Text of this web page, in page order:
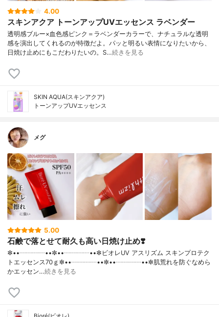
4.00
スキンアクア トーンアップUVエッセンス ラベンダー
透明感ブルー×血色感ピンク＝ラベンダーカラーで、ナチュラルな透明
感を演出してくれるのが特徴だよ。パッと明るい表情になりたいから、
日焼け止めにもこだわりたいの。S…続きを見る
SKIN AQUA(スキンアクア)
トーンアップUVエッセンス
メグ
5.00
石鹸で落とせて耐久も高い日焼け止め❣️
✼••┈┈┈┈••✼••┈┈┈┈••✼ビオレUV アスリズム スキンプロテク
トエッセンス70ｇ✼••┈┈┈┈••✼••┈┈┈┈••✼肌荒れを防ぐなめら
かエッセン…続きを見る